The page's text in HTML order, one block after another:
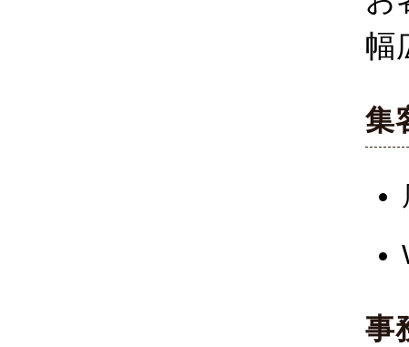
幅
集
事